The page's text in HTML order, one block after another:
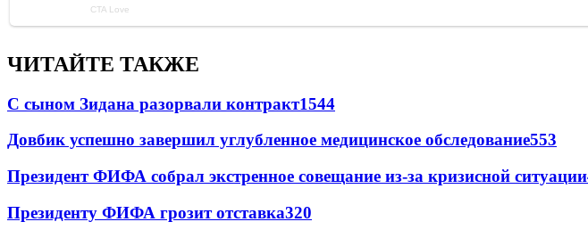
ЧИТАЙТЕ ТАКЖЕ
С сыном Зидана разорвали контракт1544
Довбик успешно завершил углубленное медицинское обследование553
Президент ФИФА собрал экстренное совещание из-за кризисной ситуации
Президенту ФИФА грозит отставка320